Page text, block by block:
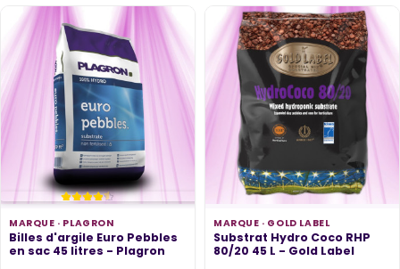
MARQUE · PLAGRON
Billes d'argile Euro Pebbles
en sac 45 litres - Plagron
MARQUE · GOLD LABEL
Substrat Hydro Coco RHP
80/20 45 L - Gold Label